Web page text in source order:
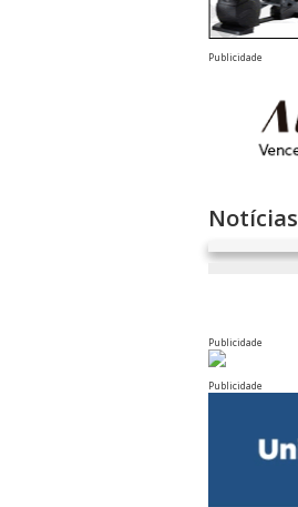
Publicidade
Notícias
Publicidade
Publicidade